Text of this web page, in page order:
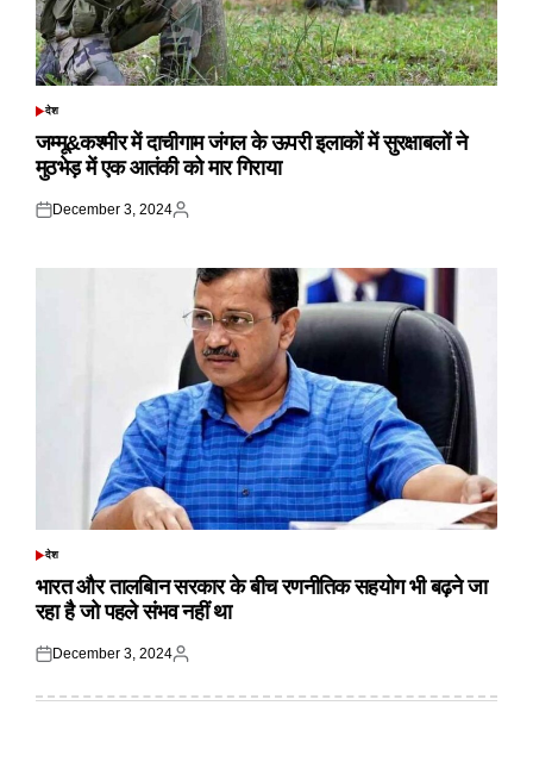
POSTED
देश
जम्मू&कश्मीर में दाचीगाम जंगल के ऊपरी इलाकों में सुरक्षाबलों ने
मुठभेड़ में एक आतंकी को मार गिराया
Posted
December 3, 2024
Posted
POSTED
देश
भारत और तालबिान सरकार के बीच रणनीतिक सहयोग भी बढ़ने जा
रहा है जो पहले संभव नहीं था
Posted
December 3, 2024
Posted